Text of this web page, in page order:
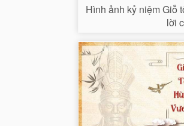
Hình ảnh kỷ niệm Giỗ
lời